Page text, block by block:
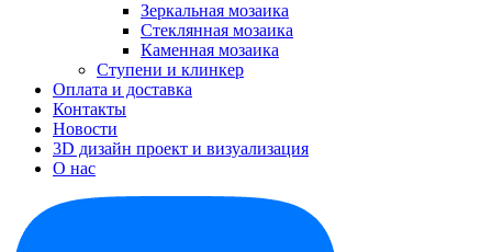
Зеркальная мозаика
Стеклянная мозаика
Каменная мозаика
Ступени и клинкер
Оплата и доставка
Контакты
Новости
3D дизайн проект и визуализация
О нас